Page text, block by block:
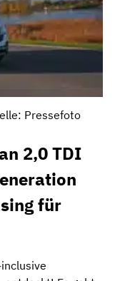
Pressefoto
2,0 TDI
für